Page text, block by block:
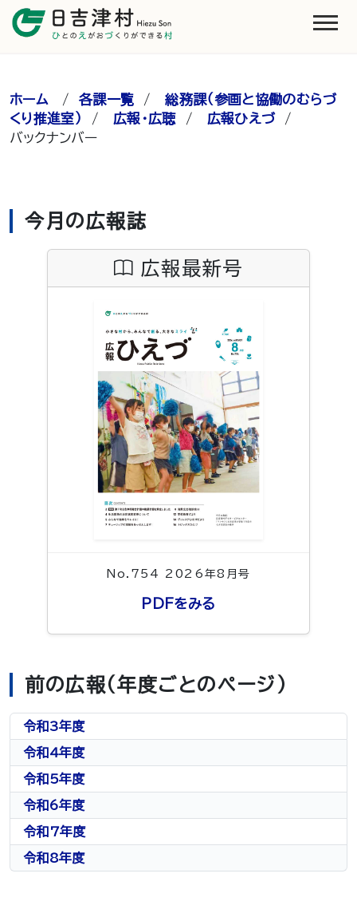
ホーム /各課一覧 /総務課（参画と協働のむらづ
くり推進室）
/ 広報・広聴/ 広報ひえづ/
バックナンバー
今月の広報誌
広報最新号
No.754 2026年8月号
PDFをみる
前の広報（年度ごとのページ）
令和3年度
令和4年度
令和5年度
令和6年度
令和7年度
令和8年度